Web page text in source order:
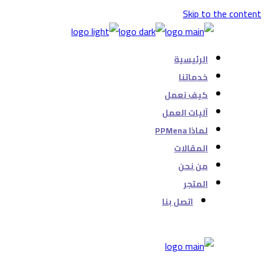
Skip to the content
الرئيسية
خدماتنا
كيف نعمل
آليات العمل
لماذا PPMena
المقالات
من نحن
المتجر
اتصل بنا